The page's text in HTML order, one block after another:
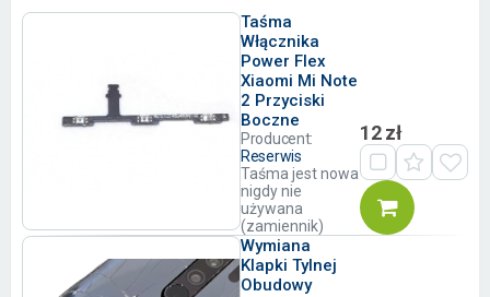
Taśma
Włącznika
Power Flex
Xiaomi Mi Note
2 Przyciski
Boczne
Producent:
Reserwis
Taśma jest nowa
nigdy nie
używana
(zamiennik)
12 zł
Wymiana
Klapki Tylnej
Obudowy